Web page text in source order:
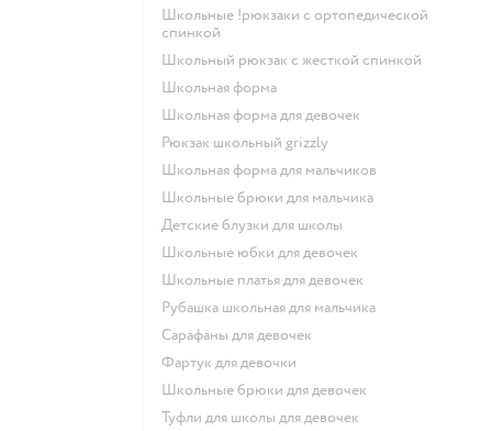
Школьные !рюкзаки с ортопедической
спинкой
Школьный рюкзак с жесткой спинкой
Школьная форма
Школьная форма для девочек
Рюкзак школьный grizzly
Школьная форма для мальчиков
Школьные брюки для мальчика
Детские блузки для школы
Школьные юбки для девочек
Школьные платья для девочек
Рубашка школьная для мальчика
Сарафаны для девочек
Фартук для девочки
Школьные брюки для девочек
Туфли для школы для девочек